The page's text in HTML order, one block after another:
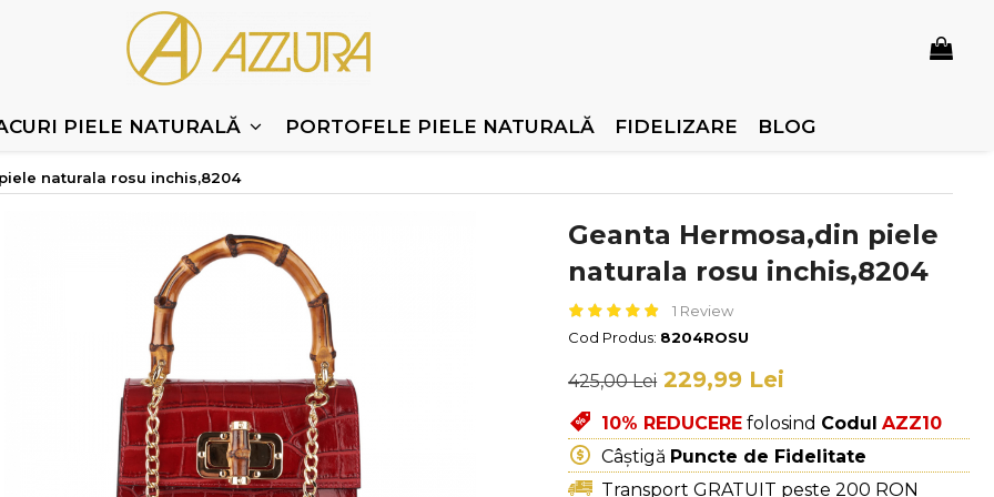
PIELE NATURALĂ PORTOFELE PIELE NATURALĂ FIDELIZARE BLOG
naturala rosu inchis,8204
Geanta Hermosa,din piele
naturala rosu inchis,8204
1 Review
Cod Produs: 8204ROSU
425,00 Lei 229,99 Lei
10% REDUCERE folosind Codul AZZ10
Câștigă Puncte de Fidelitate
Transport GRATUIT peste 200 RON